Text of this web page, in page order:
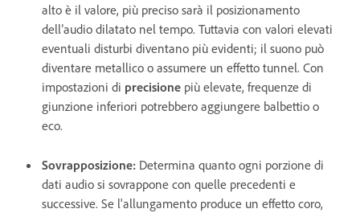
alto è il valore, più preciso sarà il posizionamento
dell’audio dilatato nel tempo. Tuttavia con valori elevati
eventuali disturbi diventano più evidenti; il suono può
diventare metallico o assumere un effetto tunnel. Con
impostazioni di precisione più elevate, frequenze di
giunzione inferiori potrebbero aggiungere balbettio o
eco.
Sovrapposizione: Determina quanto ogni porzione di
dati audio si sovrappone con quelle precedenti e
successive. Se l'allungamento produce un effetto coro,